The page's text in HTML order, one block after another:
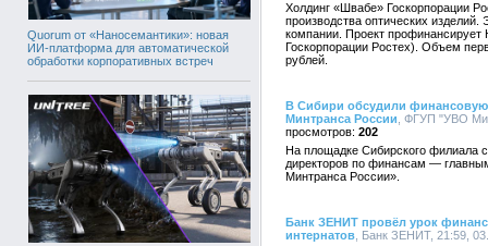
Quorum от «Наносемантики»: новая
ИИ-платформа для автоматической
обработки корпоративных встреч
Холдинг «Швабе» Госкорпорации
производства оптических изделий.
компании. Проект
Госкорпорации Ростех). Объем
рублей.
В Сибири обсудили
Минтранса России , ФГУП "УВО
202
На площадке Сибирского филиала
директоров по финансам —
Минтранса России».
Банк ЗЕНИТ провёл урок
интернатов , Банк ЗЕНИТ, 21:59,